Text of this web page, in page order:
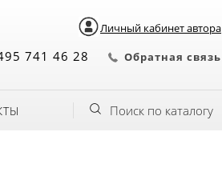
Личный кабинет автора
741 46 28 Обратная связь
Поиск по каталогу